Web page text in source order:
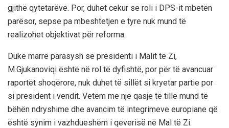
gjithë qytetarëve. Por, duhet cekur se roli i DPS-it mbetën
parësor, sepse pa mbeshtetjen e tyre nuk mund të
realizohet objektivat për reforma.
Duke marrë parasysh se presidenti i Malit të Zi,
M.Gjukanoviqi është në rol të dyfishtë, por për të avancuar
raportët shoqërore, nuk duhet të sillët si kryetar partie por
si president i vendit. Vetëm me një qasje të tillë mund të
bëhën ndryshime dhe avancim të integrimeve europiane që
është synim i vazhdueshëm i qeverisë në Mal të Zi.